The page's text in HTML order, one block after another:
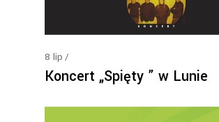
8 lip
Koncert „Spięty ” w Lunie